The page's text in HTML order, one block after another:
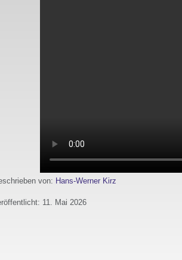
von: Hans-Werner Kirz
11. Mai 2026